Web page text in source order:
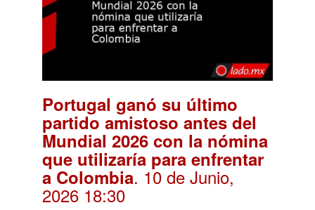
Portugal ganó su último
partido amistoso antes del
Mundial 2026 con la nómina
que utilizaría para enfrentar
a Colombia. 10 de Junio,
2026 18:30